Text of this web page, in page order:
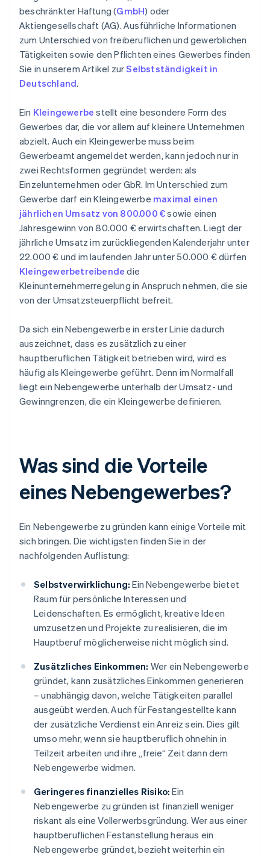
beschränkter Haftung (GmbH) oder
Aktiengesellschaft (AG). Ausführliche Informationen
zum Unterschied von freiberuflichen und gewerblichen
Tätigkeiten sowie den Pflichten eines Gewerbes finden
Sie in unserem Artikel zurSelbstständigkeit in
Deutschland.
Ein Kleingewerbe stellt eine besondere Form des
Gewerbes dar, die vor allem auf kleinere Unternehmen
abzielt. Auch ein Kleingewerbe muss beim
Gewerbeamt angemeldet werden, kann jedoch nur in
zwei Rechtsformen gegründet werden: als
Einzelunternehmen oder GbR. Im Unterschied zum
Gewerbe darf ein Kleingewerbe maximal einen
jährlichen Umsatz von 800.000 €sowie einen
Jahresgewinn von 80.000 € erwirtschaften. Liegt der
jährliche Umsatz im zurückliegenden Kalenderjahr unter
22.000 € und im laufenden Jahr unter 50.000 € dürfen
Kleingewerbetreibende die
Kleinunternehmerregelung in Anspruch nehmen, die sie
von der Umsatzsteuerpflicht befreit.
Da sich ein Nebengewerbe in erster Linie dadurch
auszeichnet, dass es zusätzlich zu einer
hauptberuflichen Tätigkeit betrieben wird, wird es
häufig als Kleingewerbe geführt. Denn im Normalfall
liegt ein Nebengewerbe unterhalb der Umsatz- und
Gewinngrenzen, die ein Kleingewerbe definieren.
Was sind die Vorteile
eines Nebengewerbes?
Ein Nebengewerbe zu gründen kann einige Vorteile mit
sich bringen. Die wichtigsten finden Sie in der
nachfolgenden Auflistung:
Selbstverwirklichung: Ein Nebengewerbe bietet
Raum für persönliche Interessen und
Leidenschaften. Es ermöglicht, kreative Ideen
umzusetzen und Projekte zu realisieren, die im
Hauptberuf möglicherweise nicht möglich sind.
Zusätzliches Einkommen: Wer ein Nebengewerbe
gründet, kann zusätzliches Einkommen generieren
– unabhängig davon, welche Tätigkeiten parallel
ausgeübt werden. Auch für Festangestellte kann
der zusätzliche Verdienst ein Anreiz sein. Dies gilt
umso mehr, wenn sie hauptberuflich ohnehin in
Teilzeit arbeiten und ihre „freie“ Zeit dann dem
Nebengewerbe widmen.
Geringeres finanzielles Risiko: Ein
Nebengewerbe zu gründen ist finanziell weniger
riskant als eine Vollerwerbsgründung. Wer aus einer
hauptberuflichen Festanstellung heraus ein
Nebengewerbe gründet, bezieht weiterhin ein